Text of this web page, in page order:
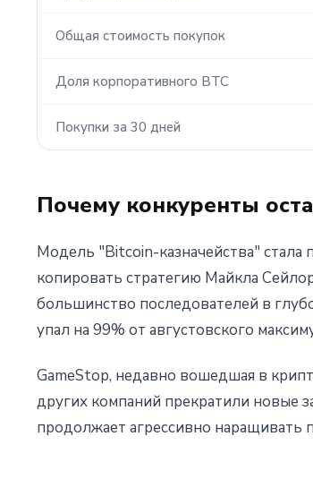
Общая стоимость покупок
Доля корпоративного BTC
Покупки за 30 дней
Почему конкуренты
Модель "Bitcoin-казначейства" стала
копировать стратегию Майкла
большинство последователей в
упал на 99% от августовского
GameStop, недавно вошедшая в
других компаний прекратили новые
продолжает агрессивно наращивать